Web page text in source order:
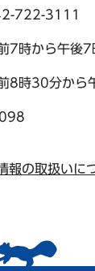
722-3111
7時から午後7
8時30分から
報の取扱いに